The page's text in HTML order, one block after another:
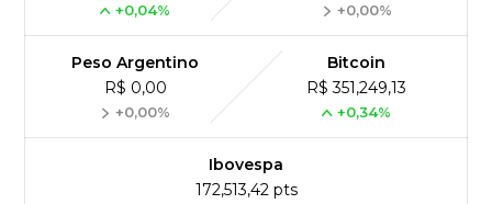
+0,04% +0,00%
Peso Argentino
R$ 0,00
+0,00%
Bitcoin
R$ 351,249,13
+0,34%
Ibovespa
172,513,42 pts